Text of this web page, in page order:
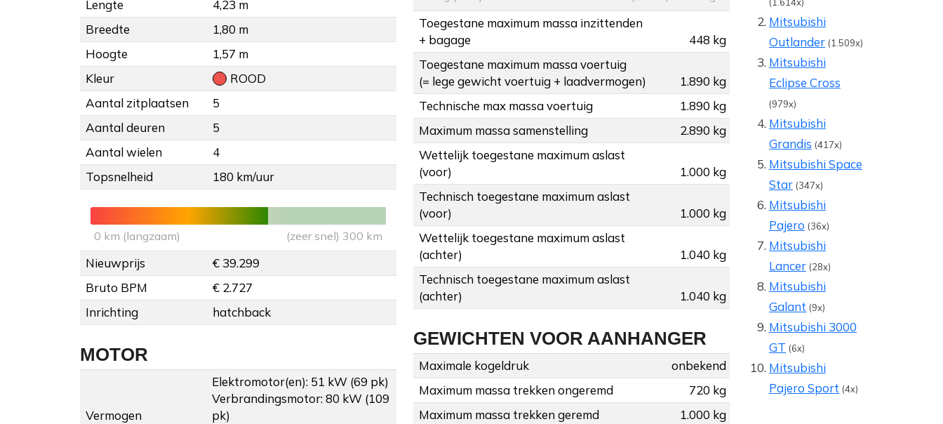
Lengte
4,23 m
Breedte
1,80 m
Hoogte
1,57 m
Kleur
ROOD
Aantal zitplaatsen
5
Aantal deuren
5
Aantal wielen
4
Topsnelheid
180 km/uur
0 km (langzaam) (zeer snel) 300 km
Nieuwprijs
€ 39.299
Bruto BPM
€ 2.727
Inrichting
hatchback
MOTOR
Vermogen
Elektromotor(en): 51 kW (69 pk)
Verbrandingsmotor: 80 kW (109
pk)
Toegestane maximum massa inzittenden
+ bagage
448 kg
Toegestane maximum massa voertuig
(= lege gewicht voertuig + laadvermogen)
1.890 kg
Technische max massa voertuig
1.890 kg
Maximum massa samenstelling
2.890 kg
Wettelijk toegestane maximum aslast
(voor)
1.000 kg
Technisch toegestane maximum aslast
(voor)
1.000 kg
Wettelijk toegestane maximum aslast
(achter)
1.040 kg
Technisch toegestane maximum aslast
(achter)
1.040 kg
GEWICHTEN VOOR AANHANGER
Maximale kogeldruk
onbekend
Maximum massa trekken ongeremd
720 kg
Maximum massa trekken geremd
1.000 kg
(1.614x)
Mitsubishi
Outlander (1.509x)
Mitsubishi
Eclipse Cross
(979x)
Mitsubishi
Grandis (417x)
Mitsubishi Space
Star (347x)
Mitsubishi
Pajero (36x)
Mitsubishi
Lancer (28x)
Mitsubishi
Galant (9x)
Mitsubishi 3000
GT (6x)
Mitsubishi
Pajero Sport (4x)